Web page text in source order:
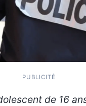
PUBLICITÉ
de 16